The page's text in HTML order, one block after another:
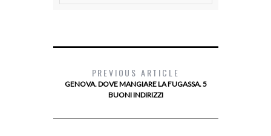
PREVIOUS ARTICLE
GENOVA. DOVE MANGIARE LA FUGASSA. 5
BUONI INDIRIZZI